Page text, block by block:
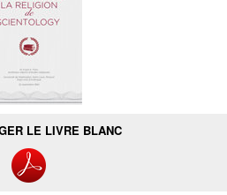
LE LIVRE BLANC